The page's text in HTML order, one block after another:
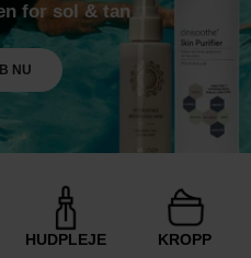
for sol & tan
NU
HUDPLEJE KROPP